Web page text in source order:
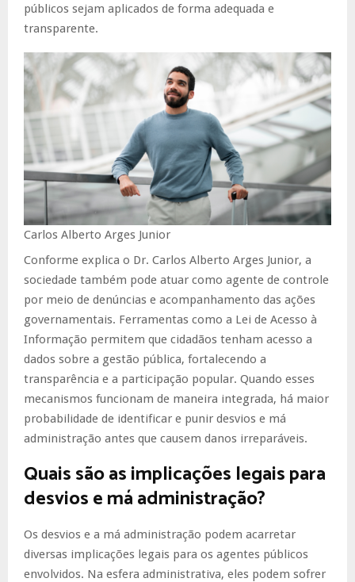
públicos sejam aplicados de forma adequada e
transparente.
Carlos Alberto Arges Junior
Conforme explica o Dr. Carlos Alberto Arges Junior, a
sociedade também pode atuar como agente de controle
por meio de denúncias e acompanhamento das ações
governamentais. Ferramentas como a Lei de Acesso à
Informação permitem que cidadãos tenham acesso a
dados sobre a gestão pública, fortalecendo a
transparência e a participação popular. Quando esses
mecanismos funcionam de maneira integrada, há maior
probabilidade de identificar e punir desvios e má
administração antes que causem danos irreparáveis.
Quais são as implicações legais para
desvios e má administração?
Os desvios e a má administração podem acarretar
diversas implicações legais para os agentes públicos
envolvidos. Na esfera administrativa, eles podem sofrer